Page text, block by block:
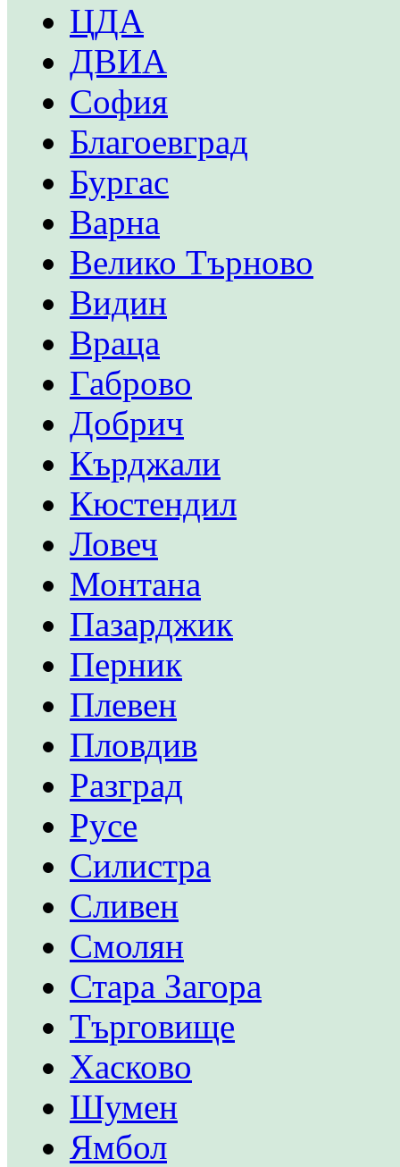
ЦДА
ДВИА
София
Благоевград
Бургас
Варна
Велико Търново
Видин
Враца
Габрово
Добрич
Кърджали
Кюстендил
Ловеч
Монтана
Пазарджик
Перник
Плевен
Пловдив
Разград
Русе
Силистра
Сливен
Смолян
Стара Загора
Търговище
Хасково
Шумен
Ямбол